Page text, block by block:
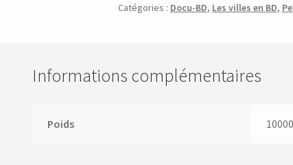
Catégories : Docu-BD, Les villes en BD,
Informations complémentaires
Poids